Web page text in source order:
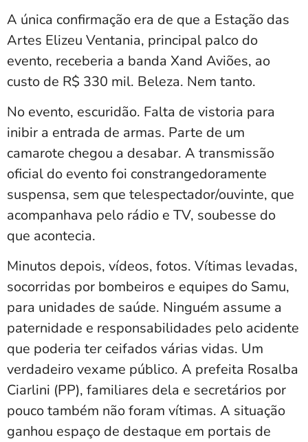
A única confirmação era de que a Estação das
Artes Elizeu Ventania, principal palco do
evento, receberia a banda Xand Aviões, ao
custo de R$ 330 mil. Beleza. Nem tanto.
No evento, escuridão. Falta de vistoria para
inibir a entrada de armas. Parte de um
camarote chegou a desabar. A transmissão
oficial do evento foi constrangedoramente
suspensa, sem que telespectador/ouvinte, que
acompanhava pelo rádio e TV, soubesse do
que acontecia.
Minutos depois, vídeos, fotos. Vítimas levadas,
socorridas por bombeiros e equipes do Samu,
para unidades de saúde. Ninguém assume a
paternidade e responsabilidades pelo acidente
que poderia ter ceifados várias vidas. Um
verdadeiro vexame público. A prefeita Rosalba
Ciarlini (PP), familiares dela e secretários por
pouco também não foram vítimas. A situação
ganhou espaço de destaque em portais de